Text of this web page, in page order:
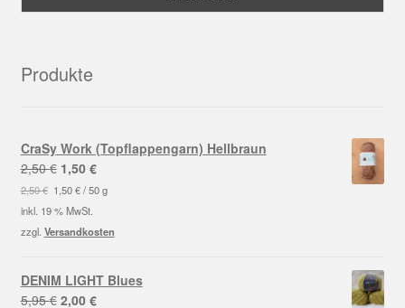
Produkte
CraSy Work (Topflappengarn) Hellbraun
2,50€ Ursprünglicher
Preis
war:
2,50 €
1,50 €Aktueller
Preis
1,50 €.
2,50€ 1,50€/50 g
inkl. 19 % MwSt.
zzgl. Versandkosten
DENIM LIGHT Blues
5,95€ Ursprünglicher
2,00 €Aktueller